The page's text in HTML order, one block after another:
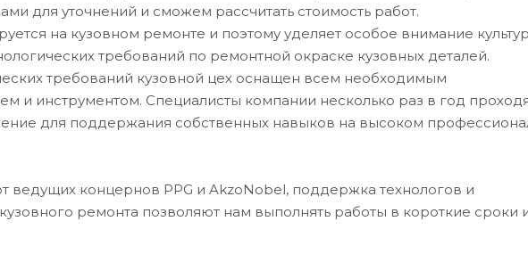
для уточнений и сможем рассчитать стоимость работ.
на кузовном ремонте и поэтому уделяет особое внимание
требований по ремонтной окраске кузовных деталей.
требований кузовной цех оснащен всем необходимым
и инструментом. Специалисты компании несколько раз в год
для поддержания собственных навыков на высоком
ведущих концернов PPG и AkzoNobel, поддержка технологов и
ремонта позволяют нам выполнять работы в короткие сроки